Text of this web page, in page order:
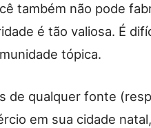
também não pode
é tão valiosa. É
tópica.
de qualquer fonte
em sua cidade